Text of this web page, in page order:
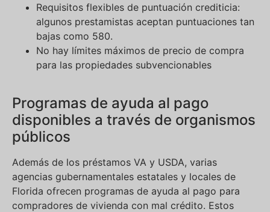
Requisitos flexibles de puntuación crediticia:
algunos prestamistas aceptan puntuaciones tan
bajas como 580.
No hay límites máximos de precio de compra
para las propiedades subvencionables
Programas de ayuda al pago
disponibles a través de organismos
públicos
Además de los préstamos VA y USDA, varias
agencias gubernamentales estatales y locales de
Florida ofrecen programas de ayuda al pago para
compradores de vivienda con mal crédito. Estos